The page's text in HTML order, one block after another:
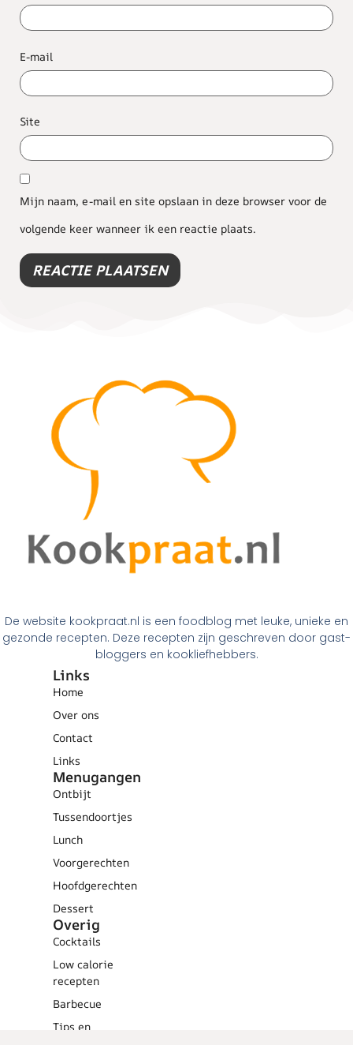
E-mail
Site
Mijn naam, e-mail en site opslaan in deze browser voor de
volgende keer wanneer ik een reactie plaats.
De website kookpraat.nl is een foodblog met leuke, unieke en
gezonde recepten. Deze recepten zijn geschreven door gast-
bloggers en kookliefhebbers.
Links
Home
Over ons
Contact
Links
Menugangen
Ontbijt
Tussendoortjes
Lunch
Voorgerechten
Hoofdgerechten
Dessert
Overig
Cocktails
Low calorie
recepten
Barbecue
Tips en